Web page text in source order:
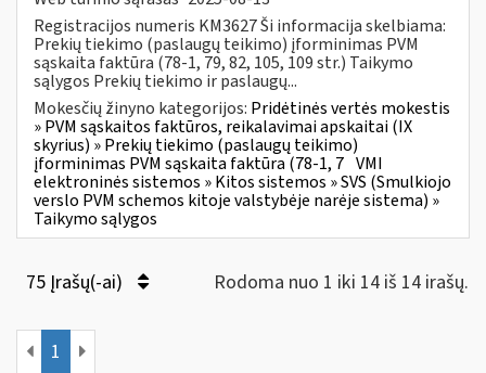
Registracijos numeris KM3627 Ši informacija skelbiama:
Prekių tiekimo (paslaugų teikimo) įforminimas PVM
sąskaita faktūra (78-1, 79, 82, 105, 109 str.) Taikymo
sąlygos Prekių tiekimo ir paslaugų...
Mokesčių žinyno kategorijos: Pridėtinės vertės mokestis
» PVM sąskaitos faktūros, reikalavimai apskaitai (IX
skyrius) » Prekių tiekimo (paslaugų teikimo)
įforminimas PVM sąskaita faktūra (78-1, 7 VMI
elektroninės sistemos » Kitos sistemos » SVS (Smulkiojo
verslo PVM schemos kitoje valstybėje narėje sistema) »
Taikymo sąlygos
75 Įrašų(-ai) Rodoma nuo 1 iki 14 iš 14 irašų.
1